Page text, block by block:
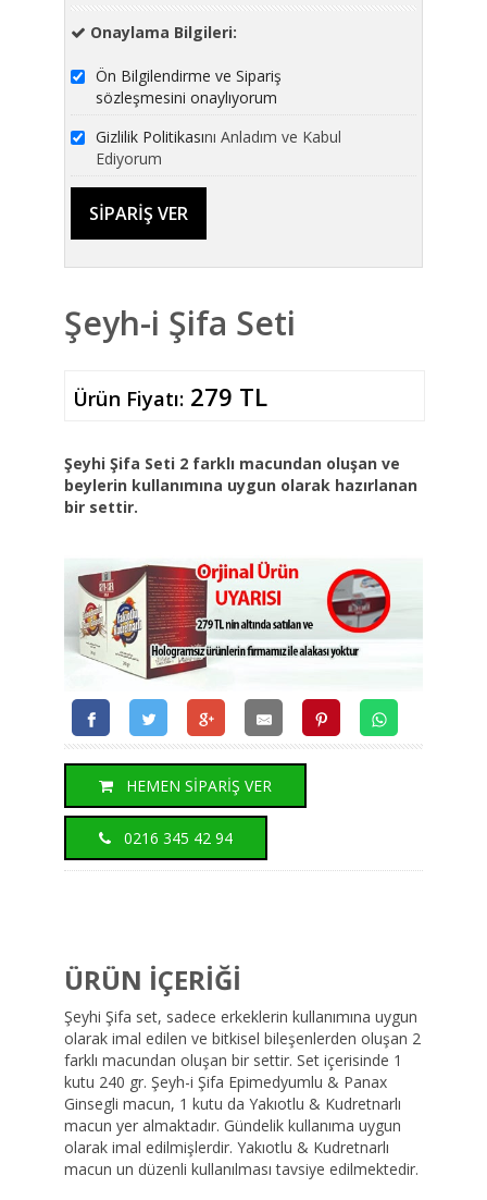
Onaylama Bilgileri:
Ön Bilgilendirme ve Sipariş
sözleşmesini onaylıyorum
Gizlilik Politikasını Anladım ve Kabul
Ediyorum
Şeyh-i Şifa Seti
Ürün Fiyatı:279 TL
Şeyhi Şifa Seti 2 farklı macundan oluşan ve
beylerin kullanımına uygun olarak hazırlanan
bir settir.
HEMEN SİPARİŞ VER
0216 345 42 94
ÜRÜN İÇERİĞİ
Şeyhi Şifa set, sadece erkeklerin kullanımına uygun
olarak imal edilen ve bitkisel bileşenlerden oluşan 2
farklı macundan oluşan bir settir. Set içerisinde 1
kutu 240 gr. Şeyh-i Şifa Epimedyumlu & Panax
Ginsegli macun, 1 kutu da Yakıotlu & Kudretnarlı
macun yer almaktadır. Gündelik kullanıma uygun
olarak imal edilmişlerdir. Yakıotlu & Kudretnarlı
macun un düzenli kullanılması tavsiye edilmektedir.